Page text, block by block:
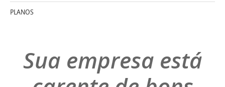
PLANOS
Sua empresa está